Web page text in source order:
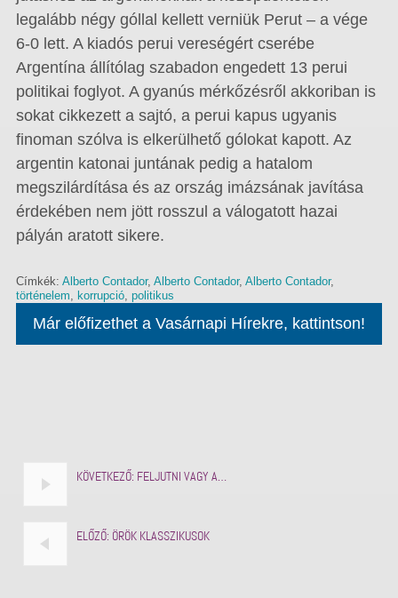
legalább négy góllal kellett verniük Perut – a vége
6-0 lett. A kiadós perui vereségért cserébe
Argentína állítólag szabadon engedett 13 perui
politikai foglyot. A gyanús mérkőzésről akkoriban is
sokat cikkezett a sajtó, a perui kapus ugyanis
finoman szólva is elkerülhető gólokat kapott. Az
argentin katonai juntának pedig a hatalom
megszilárdítása és az ország imázsának javítása
érdekében nem jött rosszul a válogatott hazai
pályán aratott sikere.
Címkék: Alberto Contador, Alberto Contador, Alberto Contador,
történelem, korrupció, politikus
Már előfizethet a Vasárnapi Hírekre, kattintson!
KÖVETKEZŐ: FELJUTNI VAGY A…
ELŐZŐ: ÖRÖK KLASSZIKUSOK